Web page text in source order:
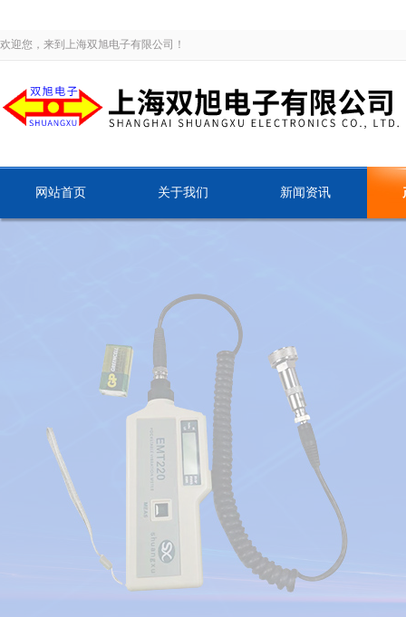
欢迎您，来到上海双旭电子有限公司！
网站首页 关于我们 新闻资讯